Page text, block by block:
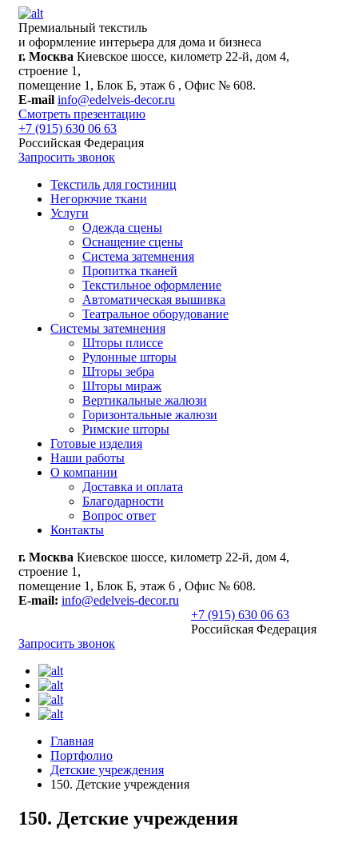
Премиальный текстиль
и оформление интерьера для дома и бизнеса
г. Москва Киевское шоссе, километр 22-й, дом 4,
строение 1,
помещение 1, Блок Б, этаж 6 , Офис № 608.
E-mail info@edelveis-decor.ru
Смотреть презентацию
+7 (915) 630 06 63
Российская Федерация
Запросить звонок
Текстиль для гостиниц
Негорючие ткани
Услуги
Одежда сцены
Оснащение сцены
Система затемнения
Пропитка тканей
Текстильное оформление
Автоматическая вышивка
Театральное оборудование
Системы затемнения
Шторы плиссе
Рулонные шторы
Шторы зебра
Шторы мираж
Вертикальные жалюзи
Горизонтальные жалюзи
Римские шторы
Готовые изделия
Наши работы
О компании
Доставка и оплата
Благодарности
Вопрос ответ
Контакты
г. Москва Киевское шоссе, километр 22-й, дом 4,
строение 1,
помещение 1, Блок Б, этаж 6 , Офис № 608.
E-mail: info@edelveis-decor.ru
+7 (915) 630 06 63
Российская Федерация
Запросить звонок
Главная
Портфолио
Детские учреждения
150. Детские учреждения
150. Детские учреждения